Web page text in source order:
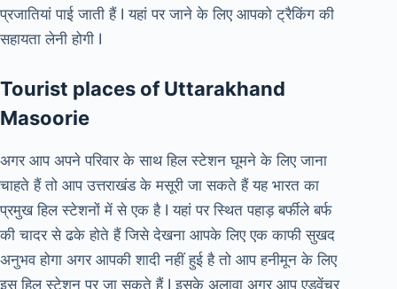
प्रजातियां पाई जाती हैं I यहां पर जाने के लिए आपको ट्रैकिंग की
सहायता लेनी होगी I
Tourist places of Uttarakhand
Masoorie
अगर आप अपने परिवार के साथ हिल स्टेशन घूमने के लिए जाना
चाहते हैं तो आप उत्तराखंड के मसूरी जा सकते हैं यह भारत का
प्रमुख हिल स्टेशनों में से एक है I यहां पर स्थित पहाड़ बर्फीले बर्फ
की चादर से ढके होते हैं जिसे देखना आपके लिए एक काफी सुखद
अनुभव होगा अगर आपकी शादी नहीं हुई है तो आप हनीमून के लिए
इस हिल स्टेशन पर जा सकते हैं I इसके अलावा अगर आप एडवेंचर